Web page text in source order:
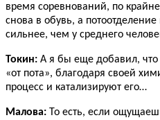
время соревнований, по
снова в обувь, а
сильнее, чем у среднего
Токин: А я бы еще добавил,
«от пота», благодаря своей
процесс и катализируют его…
Малова: То есть, если